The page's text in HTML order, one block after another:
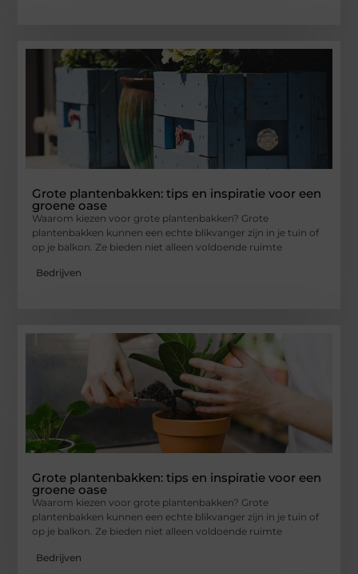
Grote plantenbakken: tips en inspiratie voor een
groene oase
Waarom kiezen voor grote plantenbakken? Grote
plantenbakken kunnen een echte blikvanger zijn in je tuin of
op je balkon. Ze bieden niet alleen voldoende ruimte
Bedrijven
Grote plantenbakken: tips en inspiratie voor een
groene oase
Waarom kiezen voor grote plantenbakken? Grote
plantenbakken kunnen een echte blikvanger zijn in je tuin of
op je balkon. Ze bieden niet alleen voldoende ruimte
Bedrijven